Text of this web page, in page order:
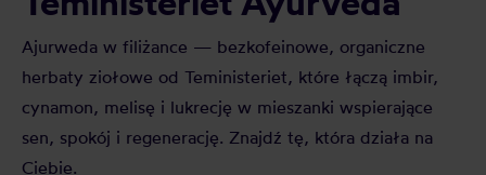
Ajurweda w filiżance — bezkofeinowe, organiczne
herbaty ziołowe od Teministeriet, które łączą imbir,
cynamon, melisę i lukrecję w mieszanki wspierające
sen, spokój i regenerację. Znajdź tę, która działa na
Ciebie.